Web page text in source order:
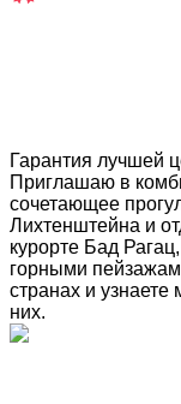
Гарантия лучшей
Приглашаю в
сочетающее
Лихтенштейна и
курорте Бад
горными
странах и
них.